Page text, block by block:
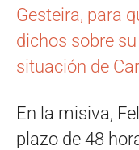
Gesteira, para
dichos sobre
situación de
En la misiva,
plazo de 48